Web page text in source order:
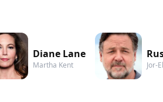
Diane Lane
Martha Kent Jor-El